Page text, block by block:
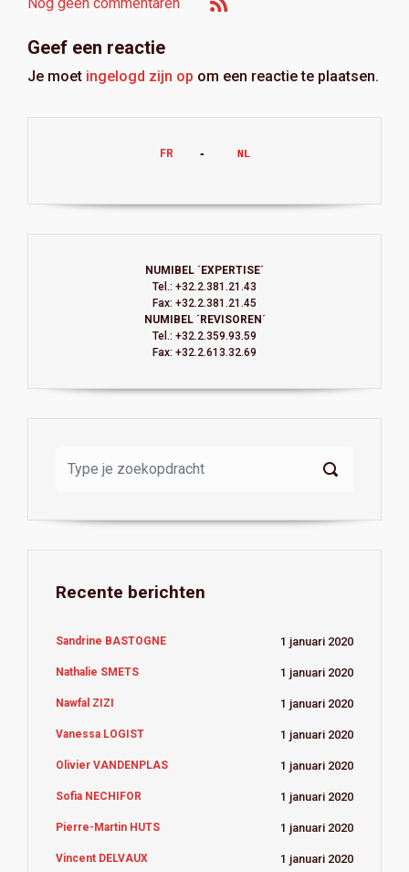
Geef een reactie
Je moet ingelogd zijn op om een reactie te plaatsen.
FR - NL
NUMIBEL ´EXPERTISE´
Tel.: +32.2.381.21.43
Fax: +32.2.381.21.45
NUMIBEL ´REVISOREN´
Tel.: +32.2.359.93.59
Fax: +32.2.613.32.69
Recente berichten
Sandrine BASTOGNE 1 januari 2020
Nathalie SMETS 1 januari 2020
Nawfal ZIZI 1 januari 2020
Vanessa LOGIST 1 januari 2020
Olivier VANDENPLAS 1 januari 2020
Sofia NECHIFOR 1 januari 2020
Pierre-Martin HUTS 1 januari 2020
Vincent DELVAUX 1 januari 2020